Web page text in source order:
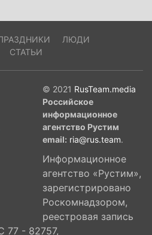
ЛЮДИ
СТАТЬИ
© 2021 RusTeam.media
Российское
информационное
агентство Рустим
email: ria@rus.team.
Информационное
агентство «Рустим»,
зарегистрировано
Роскомнадзором,
реестровая запись
77 - 82757,